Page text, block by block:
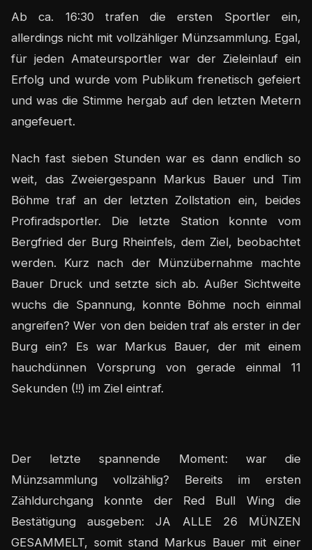
Ab ca. 16:30 trafen die ersten Sportler ein,
allerdings nicht mit vollzähliger Münzsammlung. Egal,
für jeden Amateursportler war der Zieleinlauf ein
Erfolg und wurde vom Publikum frenetisch gefeiert
und was die Stimme hergab auf den letzten Metern
angefeuert.
Nach fast sieben Stunden war es dann endlich so
weit, das Zweiergespann Markus Bauer und Tim
Böhme traf an der letzten Zollstation ein, beides
Profiradsportler. Die letzte Station konnte vom
Bergfried der Burg Rheinfels, dem Ziel, beobachtet
werden. Kurz nach der Münzübernahme machte
Bauer Druck und setzte sich ab. Außer Sichtweite
wuchs die Spannung, konnte Böhme noch einmal
angreifen? Wer von den beiden traf als erster in der
Burg ein? Es war Markus Bauer, der mit einem
hauchdünnen Vorsprung von gerade einmal 11
Sekunden (!!) im Ziel eintraf.
Der letzte spannende Moment: war die
Münzsammlung vollzählig? Bereits im ersten
Zähldurchgang konnte der Red Bull Wing die
Bestätigung ausgeben: JA ALLE 26 MÜNZEN
GESAMMELT, somit stand Markus Bauer mit einer